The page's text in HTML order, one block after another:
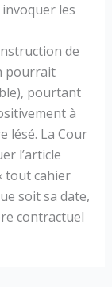
les
de
pourrait
pourtant
à
lésé. La Cour
l’article
tout cahier
soit sa date,
contractuel